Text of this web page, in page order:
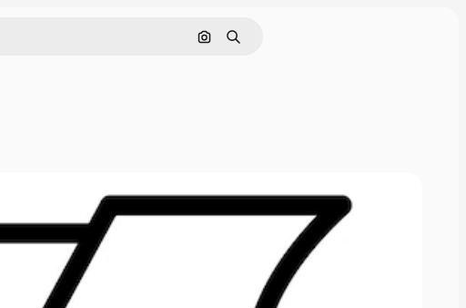
Pesquisar por imagem
Buscar